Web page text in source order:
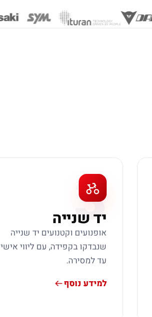
3
יד שנייה
אופנועים וקטנועים יד שנייה
שנבדקו בקפידה, עם ליווי אישי
עד למסירה.
למידע נוסף